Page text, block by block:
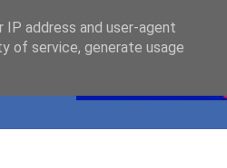
address and user-agent
of service, generate usage